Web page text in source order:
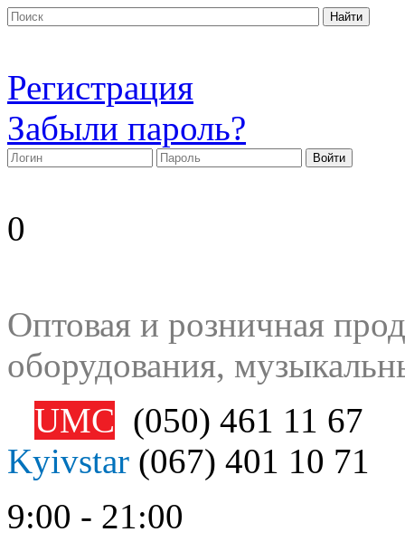
Регистрация
Забыли пароль?
0
Оптовая и розничная
оборудования,
UMC (050) 461 11 67
Kyivstar (067) 401 10 71
9:00 - 21:00